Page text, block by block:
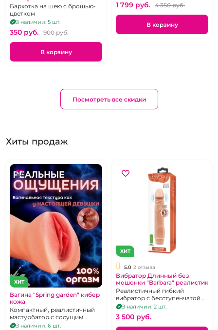
Бархотка на шею с брошью-
цветком
В наличии: 5 шт.
350 pуб. 900 pуб.
В корзину
1 799 pуб. 4 350 pуб.
В корзину
Посмотреть все скидки
Хиты продаж
ХИТ
Вагина "Spring garden" кибер
кожа
Компактный, реалистичный
мастурбатор с сосущим
эффектом из кибер кожи.
В наличии: 6 шт.
ХИТ
5.0 2 отзыва
Вибратор Длинный без
мошонки "Barbara" реалистик
Реалистичный гибкий
вибратор с бесступенчатой
регулировкой интенсивности
В наличии: 2 шт.
3 500 pуб.